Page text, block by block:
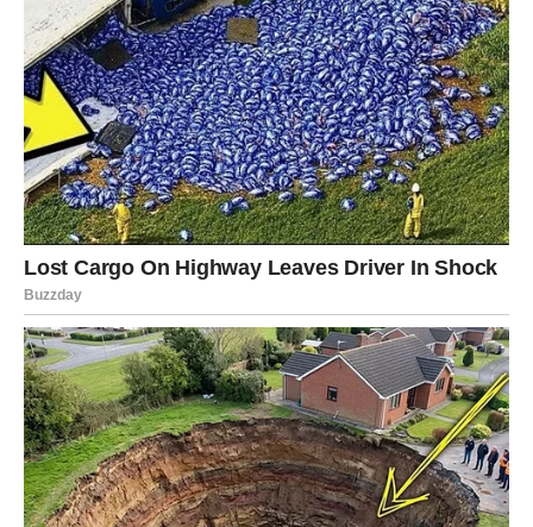
trenutak kada se jedna emotivna priča završava ili dobija
potpuno novi oblik. Suze su moguće, ali one čiste dušu.
Sudbina ti danas donosi kraj – ali i novi početak, i to onaj
koji je u skladu sa tvojom dušom.